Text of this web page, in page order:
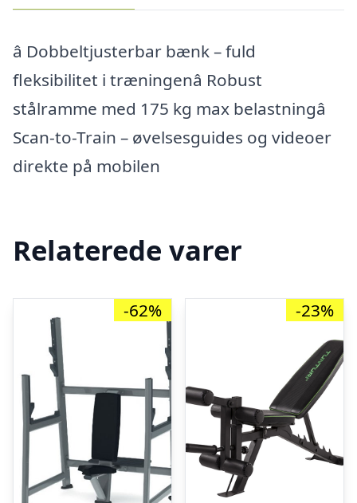
â Dobbeltjusterbar bænk – fuld
fleksibilitet i træningenâ Robust
stålramme med 175 kg max belastningâ
Scan-to-Train – øvelsesguides og videoer
direkte på mobilen
Relaterede varer
-62% -23%